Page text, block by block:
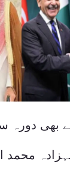
دورہ
محمد